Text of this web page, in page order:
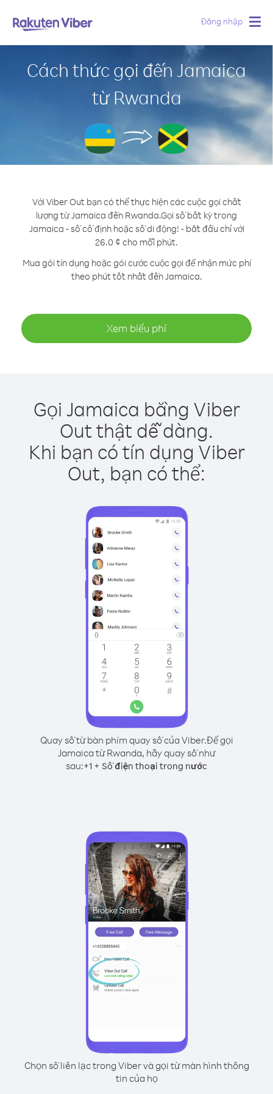
Đăng nhập
Cách thức gọi đến Jamaica
từ Rwanda
Với Viber Out bạn có thể thực hiện các cuộc gọi chất
lượng từ Jamaica đến Rwanda.Gọi số bất kỳ trong
Jamaica - số cố định hoặc số di động! - bắt đầu chỉ với
26.0 ¢ cho mỗi phút.
Mua gói tín dụng hoặc gói cước cuộc gọi để nhận mức phí
theo phút tốt nhất đến Jamaica.
Xem biểu phí
Gọi Jamaica bằng Viber
Out thật dễ dàng.
Khi bạn có tín dụng Viber
Out, bạn có thể:
Quay số từ bàn phím quay số của Viber.Để gọi
Jamaica từ Rwanda, hãy quay số như
sau:+1 + Số điện thoại trong nước
Chọn số liên lạc trong Viber và gọi từ màn hình thông
tin của họ